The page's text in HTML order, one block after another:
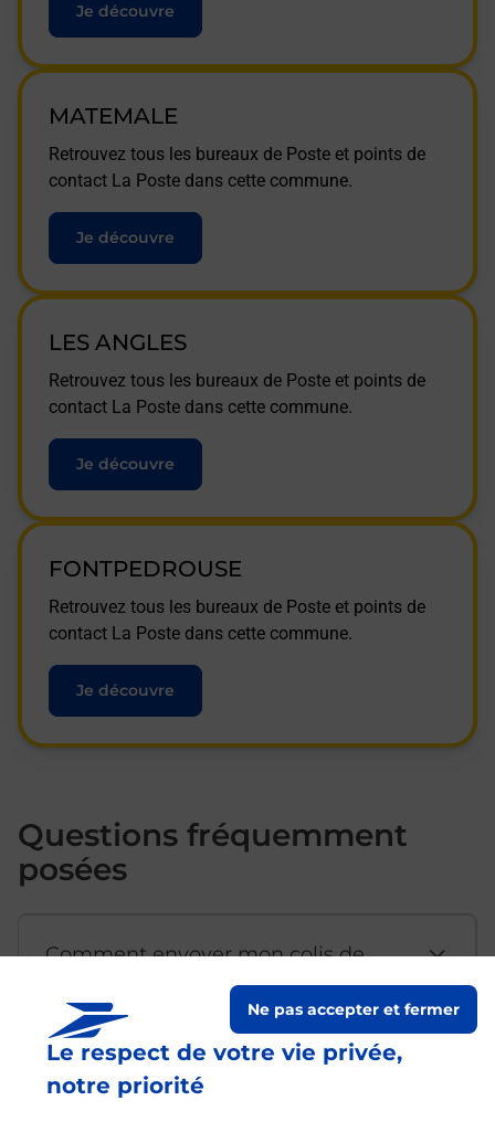
Le respect de votre vie privée,
notre priorité
Ne pas accepter et fermer
Je découvre
MATEMALE
Retrouvez tous les bureaux de Poste et points de
contact La Poste dans cette commune.
Je découvre
LES ANGLES
Retrouvez tous les bureaux de Poste et points de
contact La Poste dans cette commune.
Je découvre
FONTPEDROUSE
Retrouvez tous les bureaux de Poste et points de
contact La Poste dans cette commune.
Je découvre
Questions fréquemment
posées
Comment envoyer mon colis de
Est-il possible d’acheter un
emballage directement depuis un